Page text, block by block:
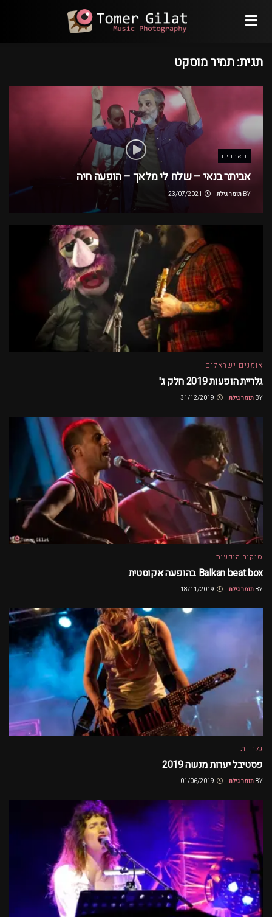
תגית:תמיר מוסקט
קאברים
אביתר בנאי – שלח לי מלאך – הופעה חיה
BY תומר גילת
אומנים ישראלים
גלריית הופעות 2019 חלק ג'
BY תומר גילת
סיקור הופעות
Balkan beat box בהופעה אקוסטית
BY תומר גילת
גלריות
פסטיבל יערות מנשה 2019
BY תומר גילת